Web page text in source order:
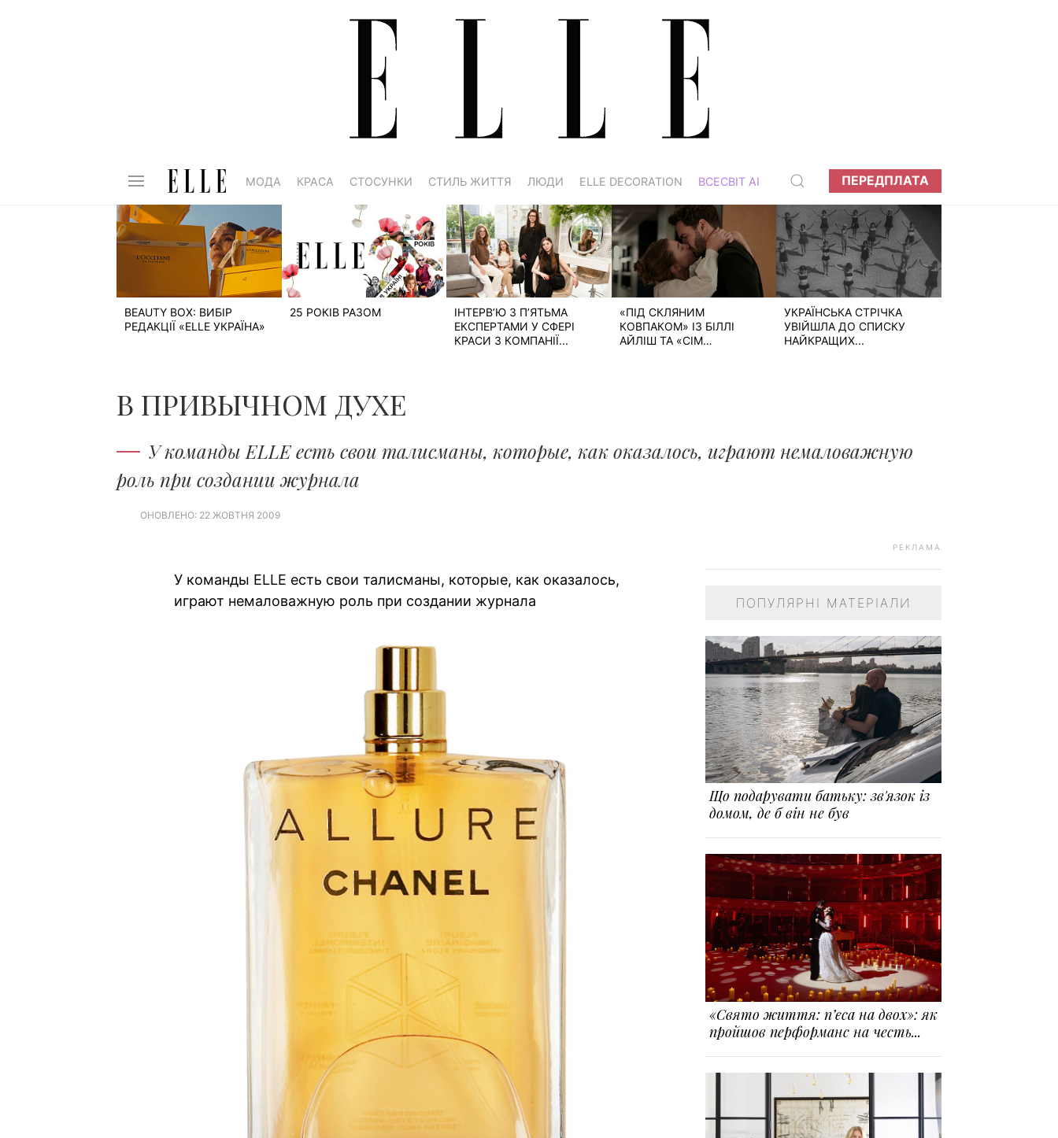
МОДА КРАСА СТОСУНКИ СТИЛЬ ЖИТТЯ ЛЮДИ ELLE DECORATION ВСЕСВІТ АІ ПЕРЕДПЛАТА
BEAUTY BOX: ВИБІР
РЕДАКЦІЇ «ELLE УКРАЇНА»
25 РОКІВ РАЗОМ
ІНТЕРВ’Ю З П’ЯТЬМА
ЕКСПЕРТАМИ У СФЕРІ
КРАСИ З КОМПАНІЇ...
«ПІД СКЛЯНИМ
КОВПАКОМ» ІЗ БІЛЛІ
АЙЛІШ ТА «СІМ
УКРАЇНСЬКА СТРІЧКА
УВІЙШЛА ДО СПИСКУ
НАЙКРАЩИХ...
В ПРИВЫЧНОМ ДУХЕ
У команды ELLE есть свои талисманы, которые, как оказалось, играют немаловажную
роль при создании журнала
ОНОВЛЕНО: 22 ЖОВТНЯ 2009
У команды ELLE есть свои талисманы, которые, как оказалось,
играют немаловажную роль при создании журнала
РЕКЛАМА
ПОПУЛЯРНІ МАТЕРІАЛИ
Що подарувати батьку: зв'язок із
домом, де б він не був
«Свято життя: п’єса на двох»: як
пройшов перформанс на честь...